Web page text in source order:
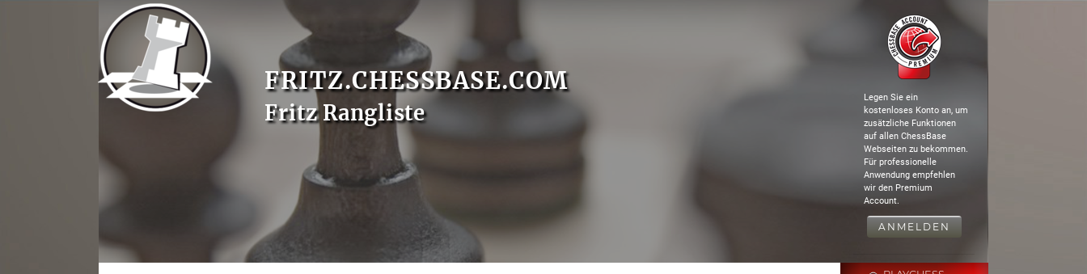
FRITZ.CHESSBASE.COM
Fritz Rangliste
Legen Sie ein
kostenloses Konto an, um
zusätzliche Funktionen
auf allen ChessBase
Webseiten zu bekommen.
Für professionelle
Anwendung empfehlen
wir den Premium
Account.
ANMELDEN